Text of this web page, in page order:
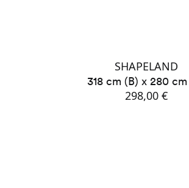
SHAPELAND
318 cm (B) x 280
298,00 €